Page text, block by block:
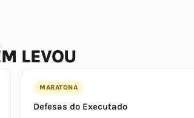
LEVOU
MARATONA
Defesas do Executado